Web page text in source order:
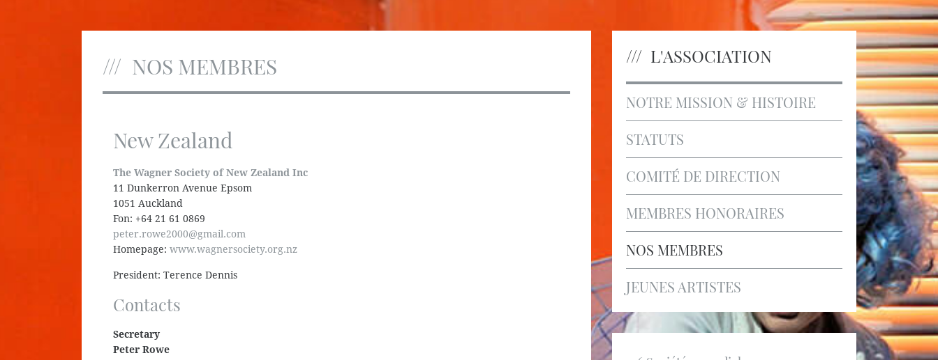
NOS MEMBRES
New Zealand
The Wagner Society of New Zealand Inc
11 Dunkerron Avenue Epsom
1051 Auckland
Fon: +64 21 61 0869
peter.rowe2000@gmail.com
Homepage: www.wagnersociety.org.nz
President: Terence Dennis
Contacts
Secretary
Peter Rowe
L'ASSOCIATION
NOTRE MISSION & HISTOIRE
STATUTS
COMITÉ DE DIRECTION
MEMBRES HONORAIRES
NOS MEMBRES
JEUNES ARTISTES